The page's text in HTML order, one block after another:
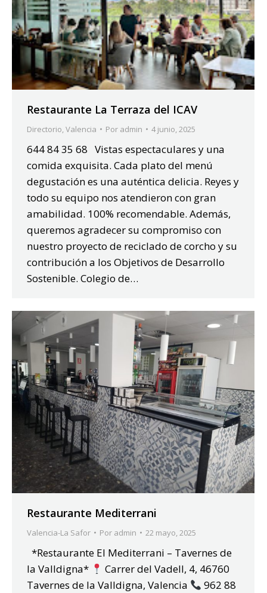
Restaurante La Terraza del ICAV
Directorio,Valencia Por admin 4 junio, 2025
644 84 35 68 Vistas espectaculares y una
comida exquisita. Cada plato del menú
degustación es una auténtica delicia. Reyes y
todo su equipo nos atendieron con gran
amabilidad. 100% recomendable. Además,
queremos agradecer su compromiso con
nuestro proyecto de reciclado de corcho y su
contribución a los Objetivos de Desarrollo
Sostenible. Colegio de…
Restaurante Mediterrani
Valencia-La Safor Por admin 22 mayo, 2025
*Restaurante El Mediterrani – Tavernes de
la Valldigna*
Carrer del Vadell, 4, 46760
Tavernes de la Valldigna, Valencia
962 88